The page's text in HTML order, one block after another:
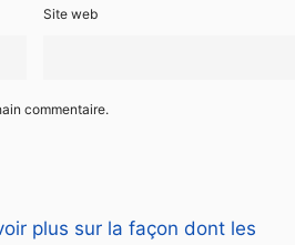
Site web
commentaire.
plus sur la façon dont les